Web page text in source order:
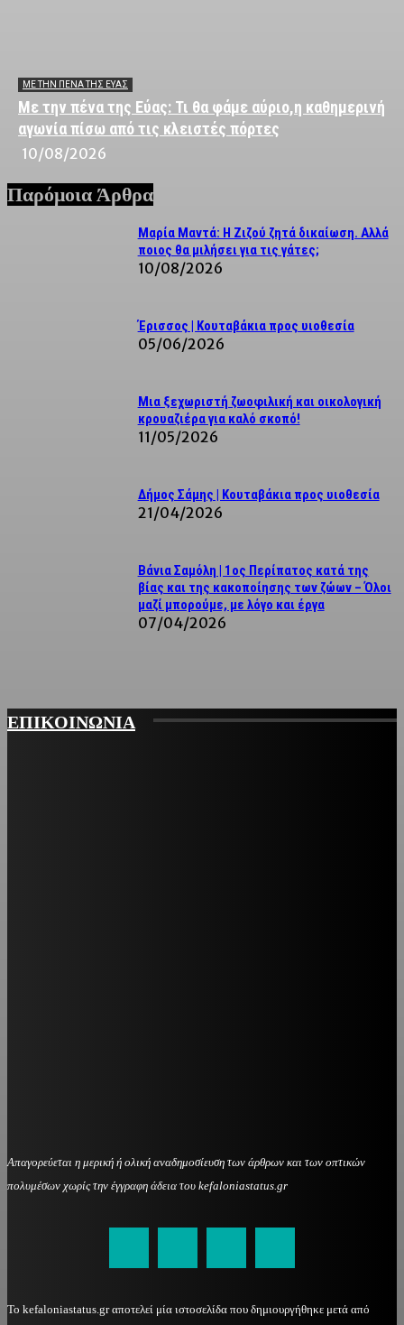
ΜΕ ΤΗΝ ΠΈΝΑ ΤΗΣ ΕΎΑΣ
Με την πένα της Εύας: Τι θα φάμε αύριο,η καθημερινή
αγωνία πίσω από τις κλειστές πόρτες
10/08/2026
Παρόμοια Άρθρα
Μαρία Μαντά: Η Ζιζού ζητά δικαίωση. Αλλά
ποιος θα μιλήσει για τις γάτες;
10/08/2026
Έρισσος | Κουταβάκια προς υιοθεσία
05/06/2026
Μια ξεχωριστή ζωοφιλική και οικολογική
κρουαζιέρα για καλό σκοπό!
11/05/2026
Δήμος Σάμης | Κουταβάκια προς υιοθεσία
21/04/2026
Βάνια Σαμόλη | 1ος Περίπατος κατά της
βίας και της κακοποίησης των ζώων – Όλοι
μαζί μπορούμε, με λόγο και έργα
07/04/2026
ΕΠΙΚΟΙΝΩΝΙΑ
Απαγορεύεται η μερική ή ολική αναδημοσίευση των άρθρων και των οπτικών
πολυμέσων χωρίς την έγγραφη άδεια του kefaloniastatus.gr
Το kefaloniastatus.gr αποτελεί μία ιστοσελίδα που δημιουργήθηκε μετά από